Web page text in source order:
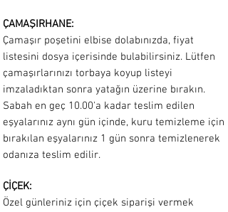
ÇAMAŞIRHANE:
Çamaşır poşetini elbise dolabınızda, fiyat
listesini dosya içerisinde bulabilirsiniz. Lütfen
çamaşırlarınızı torbaya koyup listeyi
imzaladıktan sonra yatağın üzerine bırakın.
Sabah en geç 10.00'a kadar teslim edilen
eşyalarınız aynı gün içinde, kuru temizleme için
bırakılan eşyalarınız 1 gün sonra temizlenerek
odanıza teslim edilir.
ÇİÇEK:
Özel günleriniz için çiçek siparişi vermek